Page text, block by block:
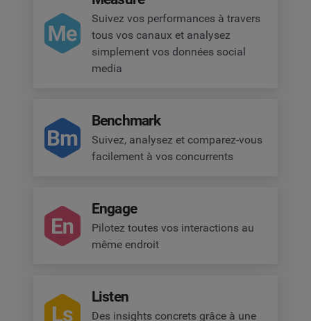
Suivez vos performances à travers
tous vos canaux et analysez
simplement vos données social
media
Benchmark
Suivez, analysez et comparez-vous
facilement à vos concurrents
Engage
Pilotez toutes vos interactions au
même endroit
Listen
Des insights concrets grâce à une